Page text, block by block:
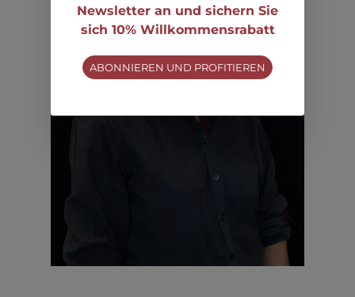
Newsletter an und sichern Sie
sich 10% Willkommensrabatt
ABONNIEREN UND PROFITIEREN